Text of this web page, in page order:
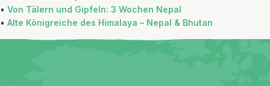
• Von Tälern und Gipfeln: 3 Wochen Nepal
• Alte Königreiche des Himalaya – Nepal & Bhutan